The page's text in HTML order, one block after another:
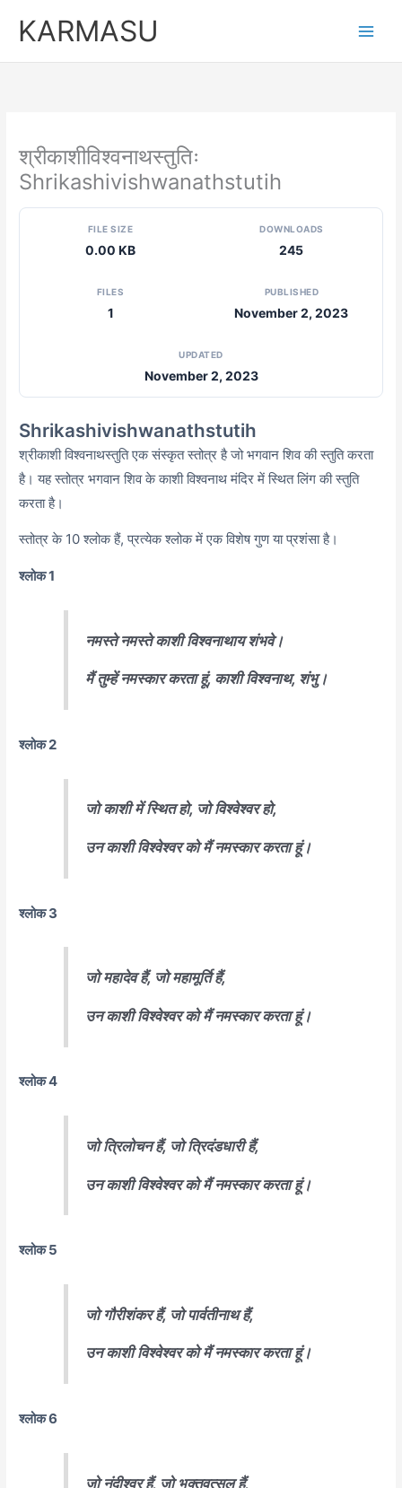
KARMASU
श्रीकाशीविश्वनाथस्तुतिः
Shrikashivishwanathstutih
FILE SIZE
0.00 KB
DOWNLOADS
245
FILES
1
PUBLISHED
November 2, 2023
UPDATED
November 2, 2023
Shrikashivishwanathstutih
श्रीकाशी विश्वनाथस्तुति एक संस्कृत स्तोत्र है जो भगवान शिव की स्तुति करता
है। यह स्तोत्र भगवान शिव के काशी विश्वनाथ मंदिर में स्थित लिंग की स्तुति
करता है।
स्तोत्र के 10 श्लोक हैं, प्रत्येक श्लोक में एक विशेष गुण या प्रशंसा है।
श्लोक 1
नमस्ते नमस्ते काशी विश्वनाथाय शंभवे।
मैं तुम्हें नमस्कार करता हूं, काशी विश्वनाथ, शंभु।
श्लोक 2
जो काशी में स्थित हो, जो विश्वेश्वर हो,
उन काशी विश्वेश्वर को मैं नमस्कार करता हूं।
श्लोक 3
जो महादेव हैं, जो महामूर्ति हैं,
उन काशी विश्वेश्वर को मैं नमस्कार करता हूं।
श्लोक 4
जो त्रिलोचन हैं, जो त्रिदंडधारी हैं,
उन काशी विश्वेश्वर को मैं नमस्कार करता हूं।
श्लोक 5
जो गौरीशंकर हैं, जो पार्वतीनाथ हैं,
उन काशी विश्वेश्वर को मैं नमस्कार करता हूं।
श्लोक 6
जो नंदीश्वर हैं, जो भक्तवत्सल हैं,